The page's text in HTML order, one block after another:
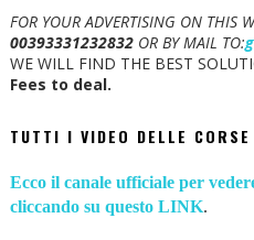
FOR YOUR ADVERTISING ON THIS
00393331232832OR BY MAIL TO:
WE WILL FIND THE BEST
Fees to deal.
TUTTI I VIDEO DELLE
Ecco il canale ufficiale per
cliccando su questo LINK.